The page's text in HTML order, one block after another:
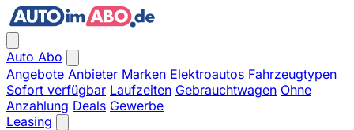
Auto Abo
Angebote Anbieter Marken Elektroautos Fahrzeugtypen
Sofort verfügbar Laufzeiten Gebrauchtwagen Ohne
Anzahlung Deals Gewerbe
Leasing